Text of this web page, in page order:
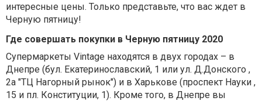
интересные цены. Только представьте, что вас ждет в
Черную пятницу!
Где совершать покупки в Черную пятницу 2020
Супермаркеты Vintage находятся в двух городах – в
Днепре (бул. Екатеринославский, 1 или ул. Д.Донского ,
2а "ТЦ Нагорный рынок") и в Харькове (проспект Науки ,
15 и пл. Конституции, 1). Кроме того, в Днепре вы